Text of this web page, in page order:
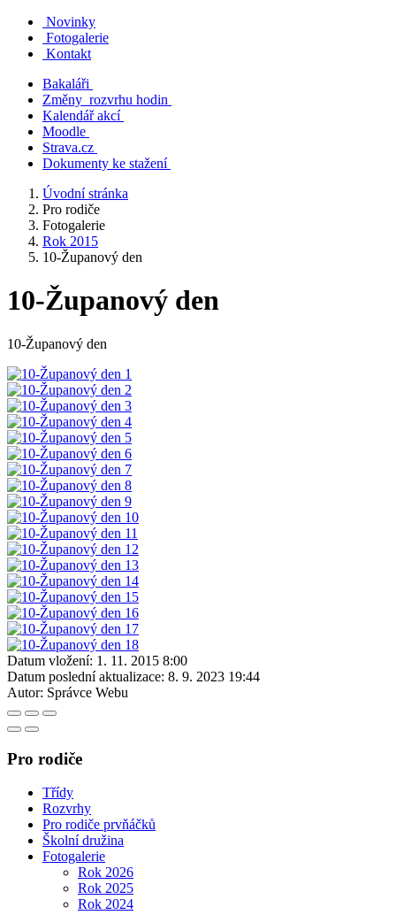
Novinky
Fotogalerie
Kontakt
Bakaláři
Změny rozvrhu hodin
Kalendář akcí
Moodle
Strava.cz
Dokumenty ke stažení
Úvodní stránka
Pro rodiče
Fotogalerie
Rok 2015
10-Županový den
10-Županový den
10-Županový den
Datum vložení: 1. 11. 2015 8:00
Datum poslední aktualizace: 8. 9. 2023 19:44
Autor: Správce Webu
Pro rodiče
Třídy
Rozvrhy
Pro rodiče prvňáčků
Školní družina
Fotogalerie
Rok 2026
Rok 2025
Rok 2024